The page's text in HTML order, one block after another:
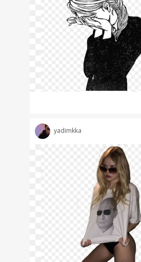
yadimkka